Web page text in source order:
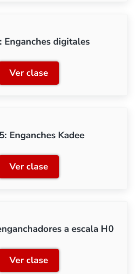
Enganches digitales
Ver claseClase 4: Enganches
Enganches Kadee
Ver claseClase 5: Enganches Kadee
a escala H0
Ver clase
Clase 6: